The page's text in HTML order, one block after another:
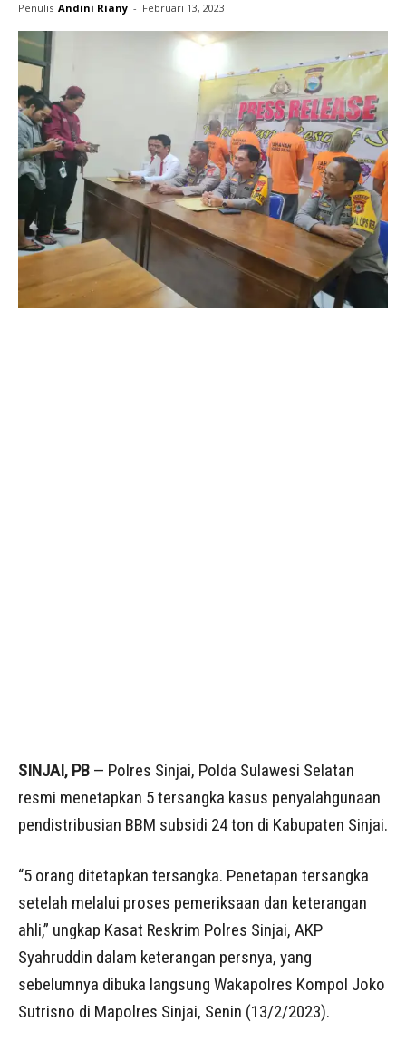
Penulis Andini Riany - Februari 13, 2023
SINJAI, PB — Polres Sinjai, Polda Sulawesi Selatan
resmi menetapkan 5 tersangka kasus penyalahgunaan
pendistribusian BBM subsidi 24 ton di Kabupaten Sinjai.
“5 orang ditetapkan tersangka. Penetapan tersangka
setelah melalui proses pemeriksaan dan keterangan
ahli,” ungkap Kasat Reskrim Polres Sinjai, AKP
Syahruddin dalam keterangan persnya, yang
sebelumnya dibuka langsung Wakapolres Kompol Joko
Sutrisno di Mapolres Sinjai, Senin (13/2/2023).